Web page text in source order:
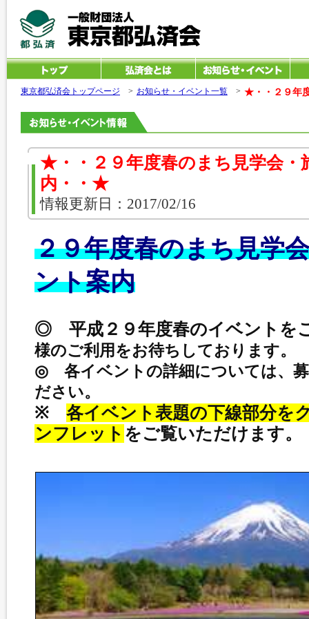
東京都弘済会トップページ > お知らせ・イベント一覧> ★・・２９年
★・・２９年度春のまち見学会・
内・・★
情報更新日：2017/02/16
２９年度春のまち見学
ント案内
◎ 平成２９年度春のイベントを
様のご利用をお待ちしております。
◎ 各イベントの詳細については、
ださい。
※ 各イベント表題の下線部分を
ンフレット をご覧いただけます。